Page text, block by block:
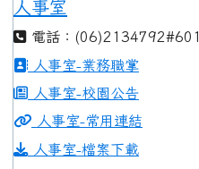
人事室
電話：(06)2134792#601
人事室-業務職掌
人事室-校園公告
人事室-常用連結
人事室-檔案下載